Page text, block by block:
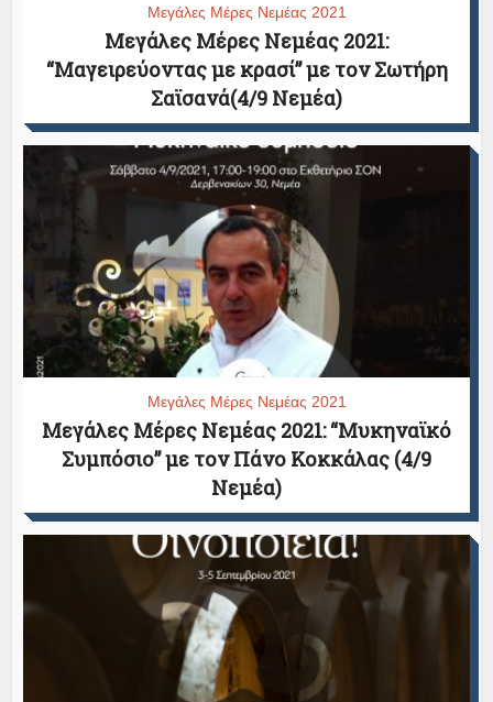
Μεγάλες Μέρες Νεμέας 2021
Μεγάλες Μέρες Νεμέας 2021:
“Μαγειρεύοντας με κρασί” με τον Σωτήρη
Σαϊσανά(4/9 Νεμέα)
Μεγάλες Μέρες Νεμέας 2021
Μεγάλες Μέρες Νεμέας 2021: “Μυκηναϊκό
Συμπόσιο” με τον Πάνο Κοκκάλας (4/9
Νεμέα)